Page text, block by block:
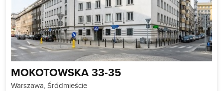
MOKOTOWSKA 33-35
Warszawa, Śródmieście